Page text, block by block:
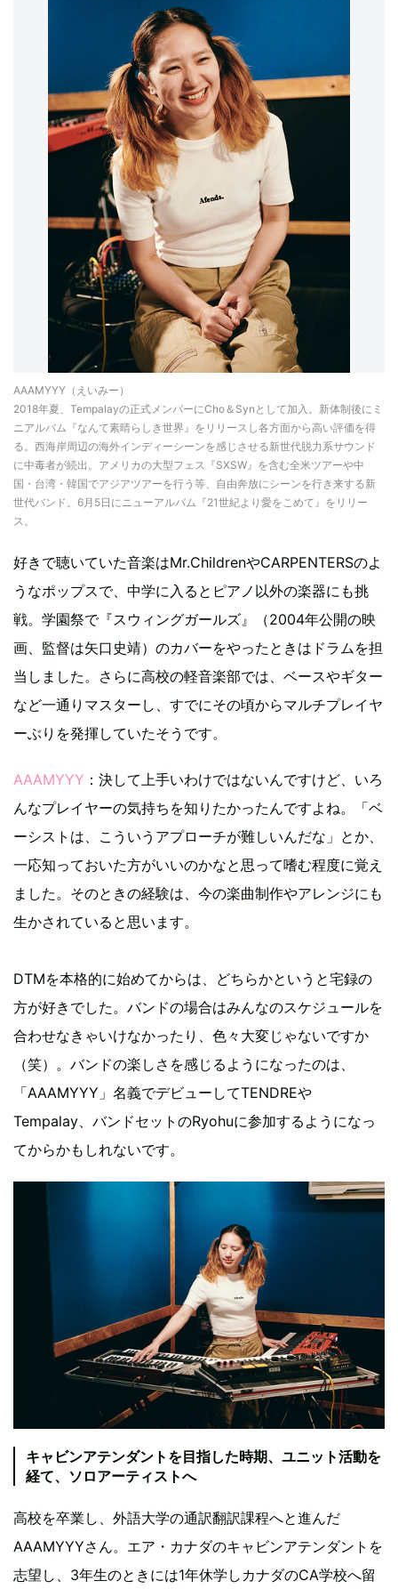
AAAMYYY（えいみー）
2018年夏、Tempalayの正式メンバーにCho＆Synとして加入。新体制後にミ
ニアルバム『なんて素晴らしき世界』をリリースし各方面から高い評価を得
る。西海岸周辺の海外インディーシーンを感じさせる新世代脱力系サウンド
に中毒者が続出。アメリカの大型フェス『SXSW』を含む全米ツアーや中
国・台湾・韓国でアジアツアーを行う等、自由奔放にシーンを行き来する新
世代バンド。6月5日にニューアルバム『21世紀より愛をこめて』をリリー
ス。
好きで聴いていた音楽はMr.ChildrenやCARPENTERSのよ
うなポップスで、中学に入るとピアノ以外の楽器にも挑
戦。学園祭で『スウィングガールズ』（2004年公開の映
画、監督は矢口史靖）のカバーをやったときはドラムを担
当しました。さらに高校の軽音楽部では、ベースやギター
など一通りマスターし、すでにその頃からマルチプレイヤ
ーぶりを発揮していたそうです。
AAAMYYY ：決して上手いわけではないんですけど、いろ
んなプレイヤーの気持ちを知りたかったんですよね。「ベ
ーシストは、こういうアプローチが難しいんだな」とか、
一応知っておいた方がいいのかなと思って嗜む程度に覚え
ました。そのときの経験は、今の楽曲制作やアレンジにも
生かされていると思います。
DTMを本格的に始めてからは、どちらかというと宅録の
方が好きでした。バンドの場合はみんなのスケジュールを
合わせなきゃいけなかったり、色々大変じゃないですか
（笑）。バンドの楽しさを感じるようになったのは、
「AAAMYYY」名義でデビューしてTENDREや
Tempalay、バンドセットのRyohuに参加するようになっ
てからかもしれないです。
キャビンアテンダントを目指した時期、ユニット活動を
経て、ソロアーティストへ
高校を卒業し、外語大学の通訳翻訳課程へと進んだ
AAAMYYYさん。エア・カナダのキャビンアテンダントを
志望し、3年生のときには1年休学しカナダのCA学校へ留